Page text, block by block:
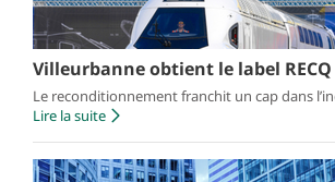
Villeurbanne obtient le label RECQ
Le reconditionnement franchit un cap dans
Lire la suite